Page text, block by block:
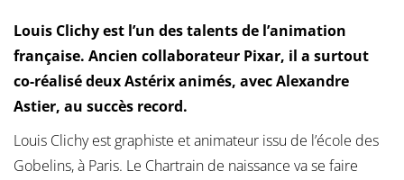
Louis Clichy est l’un des talents de l’animation
française. Ancien collaborateur Pixar, il a surtout
co-réalisé deux Astérix animés, avec Alexandre
Astier, au succès record.
Louis Clichy est graphiste et animateur issu de l’école des
Gobelins, à Paris. Le Chartrain de naissance va se faire